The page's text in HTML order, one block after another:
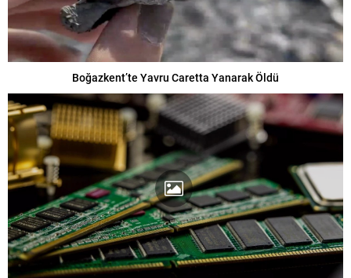
Boğazkent’te Yavru Caretta Yanarak Öldü